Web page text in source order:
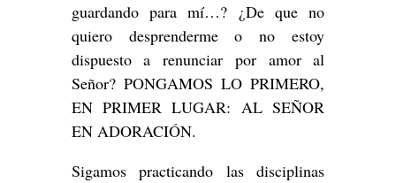
guardando para mí…? ¿De que no
quiero desprenderme o no estoy
dispuesto a renunciar por amor al
Señor? PONGAMOS LO PRIMERO,
EN PRIMER LUGAR: AL SEÑOR
EN ADORACIÓN.
Sigamos practicando las disciplinas